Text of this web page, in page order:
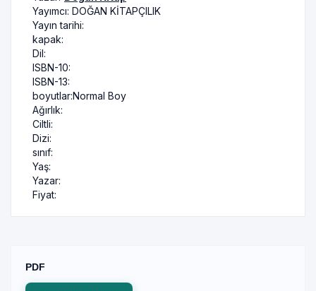
Yayımcı: DOĞAN KİTAPÇILIK
Yayın tarihi:
kapak:
Dil:
ISBN-10:
ISBN-13:
boyutlar:Normal Boy
Ağırlık:
Ciltli:
Dizi:
sınıf:
Yaş:
Yazar:
Fiyat:
PDF